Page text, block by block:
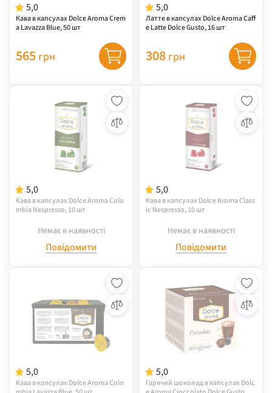
5,0
Кава в капсулах Dolce Aroma Crem
a Lavazza Blue, 50 шт
565 грн
5,0
Латте в капсулах Dolce Aroma Caff
e Latte Dolce Gusto, 16 шт
308 грн
5,0
Кава в капсулах Dolce Aroma Colo
mbia Nespresso, 10 шт
Немає в наявності
Повідомити
5,0
Кава в капсулах Dolce Aroma Class
ic Nespresso, 10 шт
Немає в наявності
Повідомити
5,0
Кава в капсулах Dolce Aroma Colo
5,0
Гарячий шоколад в капсулах Dolc